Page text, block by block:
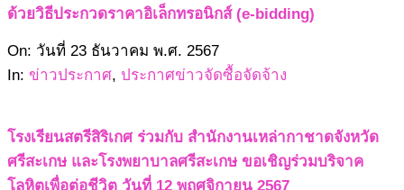
ด้วยวิธีประกวดราคาอิเล็กทรอนิกส์ (e-bidding)
2567-
12-
On: วันที่ 23 ธันวาคม พ.ศ. 2567
In: ข่าวประกาศ, ประกาศข่าวจัดซื้อจัดจ้าง
โรงเรียนสตรีสิริเกศ ร่วมกับ สำนักงานเหล่ากาชาดจังหวัด
ศรีสะเกษ และโรงพยาบาลศรีสะเกษ ขอเชิญร่วมบริจาค
โลหิตเพื่อต่อชีวิต วันที่ 12 พฤศจิกายน 2567